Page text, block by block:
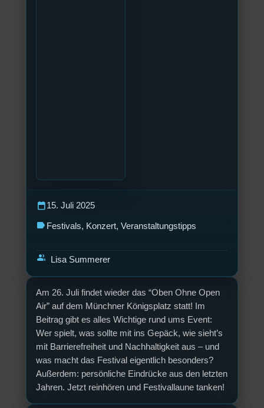
Am 26. Juli findet wieder das “Oben Ohne Open
Air” auf dem Münchner Königsplatz statt! Im
Beitrag gibt es alles Wichtige rund ums Event:
Wer spielt, was sollte mit ins Gepäck, wie sieht’s
mit Barrierefreiheit und Nachhaltigkeit aus – und
was macht das Festival eigentlich besonders?
Außerdem: persönliche Eindrücke aus den letzten
Jahren. Jetzt reinhören und Festivallaune tanken!
calendar_today15. Juli 2025
label Festivals, Konzert, Veranstaltungstipps
group Lisa Summerer